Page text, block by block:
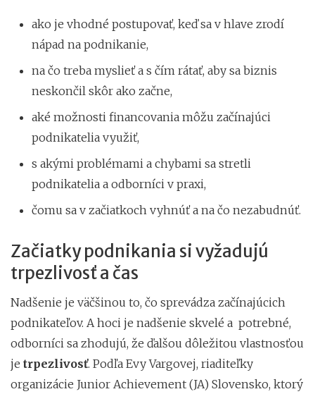
ako je vhodné postupovať, keď sa v hlave zrodí
nápad na podnikanie,
na čo treba myslieť a s čím rátať, aby sa biznis
neskončil skôr ako začne,
aké možnosti financovania môžu začínajúci
podnikatelia využiť,
s akými problémami a chybami sa stretli
podnikatelia a odborníci v praxi,
čomu sa v začiatkoch vyhnúť a na čo nezabudnúť.
Začiatky podnikania si vyžadujú
trpezlivosť a čas
Nadšenie je väčšinou to, čo sprevádza začínajúcich
podnikateľov. A hoci je nadšenie skvelé a potrebné,
odborníci sa zhodujú, že ďalšou dôležitou vlastnosťou
je trpezlivosť. Podľa Evy Vargovej, riaditeľky
organizácie Junior Achievement (JA) Slovensko, ktorý